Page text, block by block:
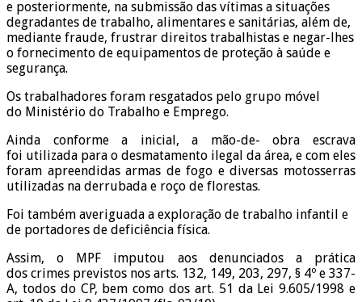
e posteriormente, na submissão das vítimas a situações
degradantes de trabalho, alimentares e sanitárias, além de,
mediante fraude, frustrar direitos trabalhistas e negar-lhes
o fornecimento de equipamentos de proteção à saúde e
segurança.
Os trabalhadores foram resgatados pelo grupo móvel
do Ministério do Trabalho e Emprego.
Ainda conforme a inicial, a mão-de- obra escrava
foi utilizada para o desmatamento ilegal da área, e com eles
foram apreendidas armas de fogo e diversas motosserras
utilizadas na derrubada e roço de florestas.
Foi também averiguada a exploração de trabalho infantil e
de portadores de deficiência física.
Assim, o MPF imputou aos denunciados a prática
dos crimes previstos nos arts. 132, 149, 203, 297, § 4º e 337-
A, todos do CP, bem como dos art. 51 da Lei 9.605/1998 e